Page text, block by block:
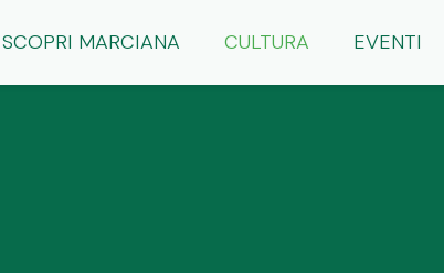
SCOPRI MARCIANA CULTURA EVENTI